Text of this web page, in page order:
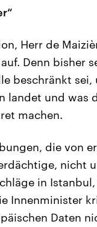
Herr de
Denn bisher
beschränkt
landet und was
machen.
die von
nicht
in
Innenminister
Daten